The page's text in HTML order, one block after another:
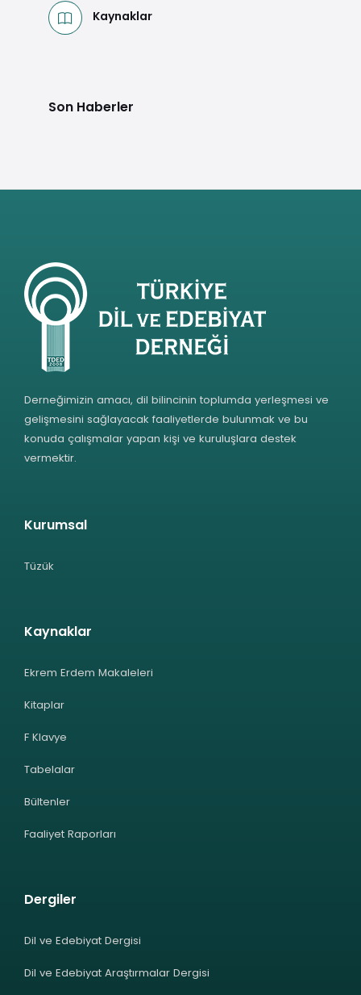
Kaynaklar
Son Haberler
Derneğimizin amacı, dil bilincinin toplumda yerleşmesi ve
gelişmesini sağlayacak faaliyetlerde bulunmak ve bu
konuda çalışmalar yapan kişi ve kuruluşlara destek
vermektir.
Kurumsal
Tüzük
Kaynaklar
Ekrem Erdem Makaleleri
Kitaplar
F Klavye
Tabelalar
Bültenler
Faaliyet Raporları
Dergiler
Dil ve Edebiyat Dergisi
Dil ve Edebiyat Araştırmalar Dergisi